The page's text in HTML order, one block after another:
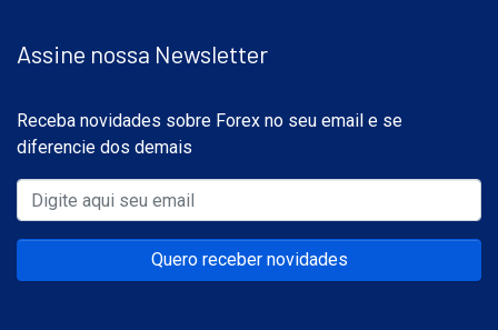
Assine nossa Newsletter
Receba novidades sobre Forex no seu email e se
diferencie dos demais
Quero receber novidades